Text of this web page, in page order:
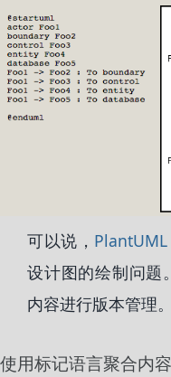
可以说， PlantUML
设计图的绘制问题
内容进行版本管理。
使用标记语言聚合内容